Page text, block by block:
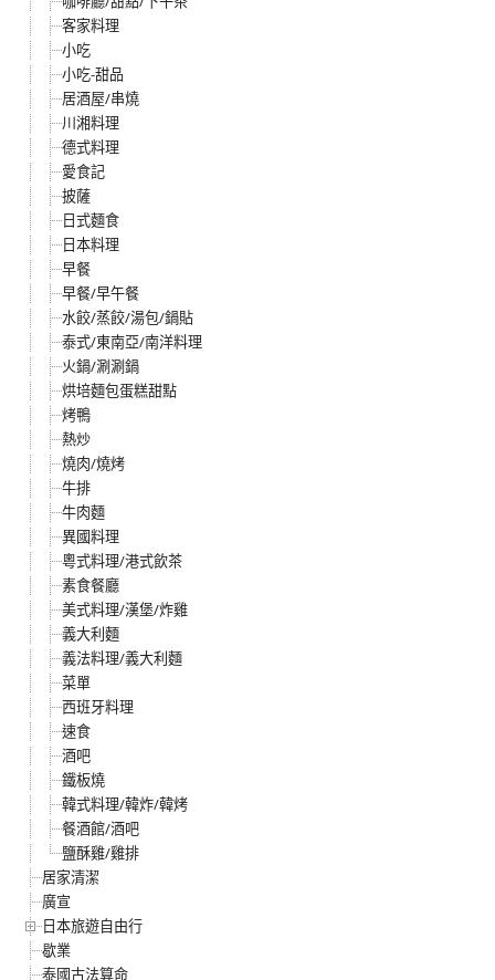
客家料理
小吃
小吃-甜品
居酒屋/串燒
川湘料理
德式料理
愛食記
披薩
日式麵食
日本料理
早餐
早餐/早午餐
水餃/蒸餃/湯包/鍋貼
泰式/東南亞/南洋料理
火鍋/涮涮鍋
烘培麵包蛋糕甜點
烤鴨
熱炒
燒肉/燒烤
牛排
牛肉麵
異國料理
粵式料理/港式飲茶
素食餐廳
美式料理/漢堡/炸雞
義大利麵
義法料理/義大利麵
菜單
西班牙料理
速食
酒吧
鐵板燒
韓式料理/韓炸/韓烤
餐酒館/酒吧
鹽酥雞/雞排
居家清潔
廣宣
日本旅遊自由行
歇業
泰國古法算命